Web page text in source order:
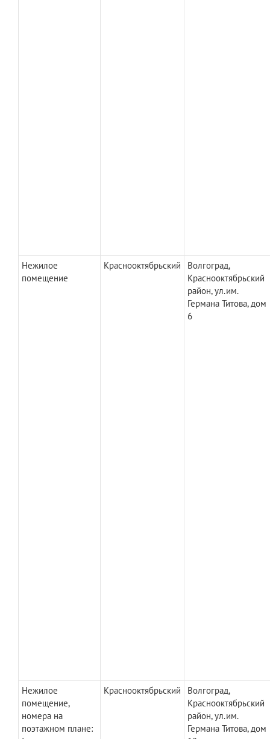
Нежилое
помещение
Краснооктябрьский
Волгоград,
Краснооктябрьский
район, ул.им.
Германа Титова, дом
6
Нежилое
помещение,
номера на
поэтажном плане:
Краснооктябрьский
Волгоград,
Краснооктябрьский
район, ул.им.
Германа Титова, дом